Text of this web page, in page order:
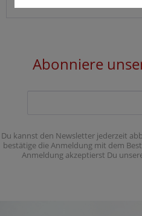
Abonniere
Du kannst den Newsletter jederzeit
bestätige die Anmeldung mit dem
Anmeldung akzeptierst Du